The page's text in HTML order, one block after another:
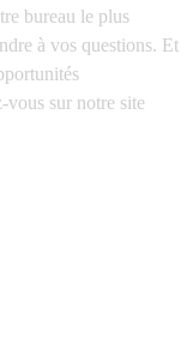
bureau le plus
à vos questions. Et
vous sur notre site